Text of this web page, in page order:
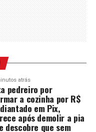
atrás
pedreiro por
a cozinha por R$
em Pix,
após demolir a pia
descobre que sem